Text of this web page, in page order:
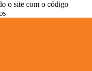
o site com o código